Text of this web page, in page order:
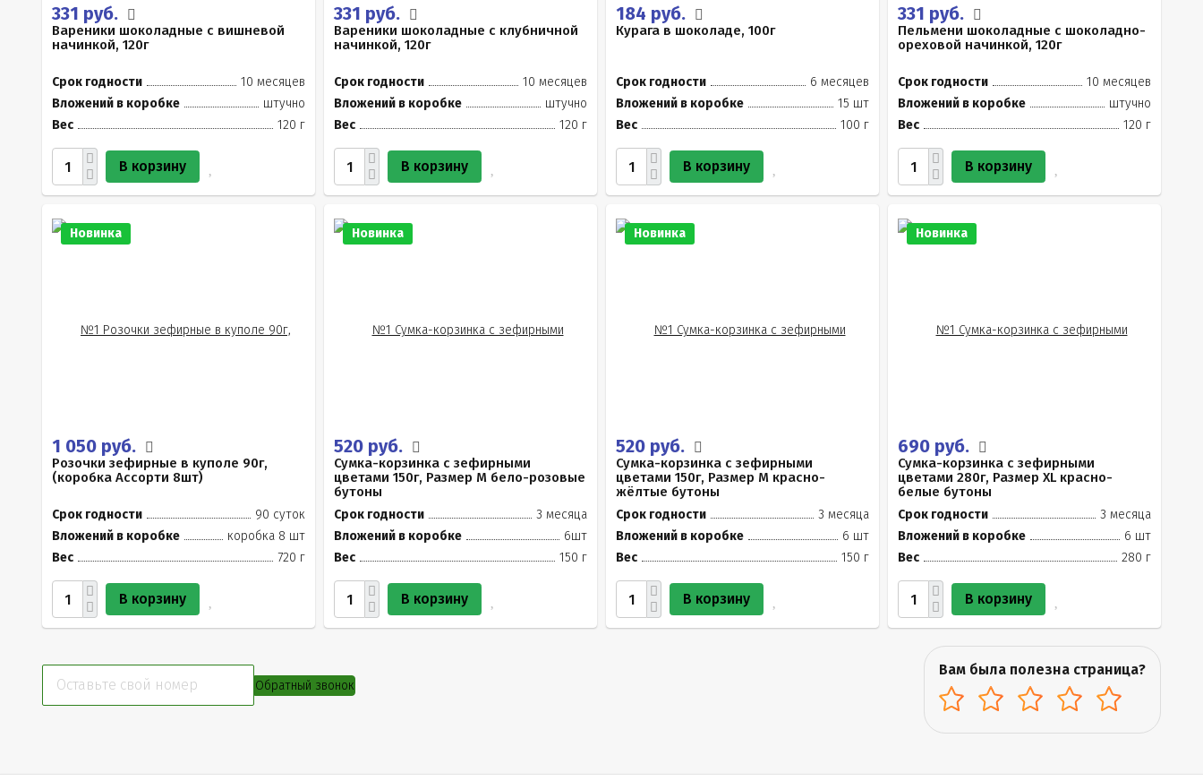
331 руб.
Вареники шоколадные с вишневой
начинкой, 120г
Срок годности
10 месяцев
Вложений в коробке
штучно
Вес
120 г
В корзину
331 руб.
Вареники шоколадные с клубничной
начинкой, 120г
Срок годности
10 месяцев
Вложений в коробке
штучно
Вес
120 г
В корзину
184 руб.
Курага в шоколаде, 100г
Срок годности
6 месяцев
Вложений в коробке
15 шт
Вес
100 г
В корзину
331 руб.
Пельмени шоколадные с шоколадно-
ореховой начинкой, 120г
Срок годности
10 месяцев
Вложений в коробке
штучно
Вес
120 г
В корзину
Новинка
1 050 руб.
Розочки зефирные в куполе 90г,
(коробка Ассорти 8шт)
Срок годности
90 суток
Вложений в коробке
коробка 8 шт
Вес
720 г
В корзину
Новинка
520 руб.
Сумка-корзинка с зефирными
цветами 150г, Размер М бело-розовые
бутоны
Срок годности
3 месяца
Вложений в коробке
6шт
Вес
150 г
В корзину
Новинка
520 руб.
Сумка-корзинка с зефирными
цветами 150г, Размер М красно-
жёлтые бутоны
Срок годности
3 месяца
Вложений в коробке
6 шт
Вес
150 г
В корзину
Новинка
690 руб.
Сумка-корзинка с зефирными
цветами 280г, Размер XL красно-
белые бутоны
Срок годности
3 месяца
Вложений в коробке
6 шт
Вес
280 г
В корзину
Обратный звонок
Вам была полезна страница?